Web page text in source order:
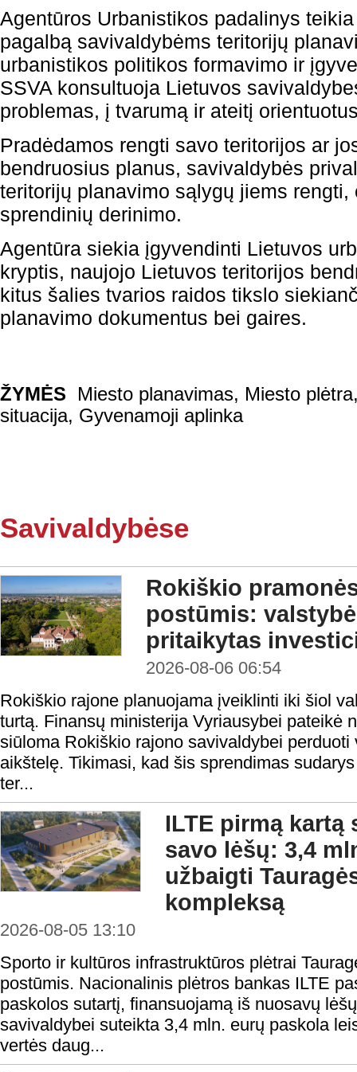
Agentūros Urbanistikos padalinys
pagalbą savivaldybėms teritorijų
urbanistikos politikos formavimo ir
SSVA konsultuoja Lietuvos
problemas, į tvarumą ir ateitį
Pradėdamos rengti savo teritorijos ar
bendruosius planus, savivaldybės
teritorijų planavimo sąlygų jiems rengti,
sprendinių derinimo.
Agentūra siekia įgyvendinti Lietuvos
kryptis, naujojo Lietuvos teritorijos
kitus šalies tvarios raidos tikslo
planavimo dokumentus bei gaires.
ŽYMĖS Miesto planavimas, Miesto plėtra
situacija, Gyvenamoji aplinka
Savivaldybėse
Rokiškio
postūmis:
pritaikytas
2026-08-06 06:54
Rokiškio rajone planuojama įveiklinti iki šiol
turtą. Finansų ministerija Vyriausybei pateikė
siūloma Rokiškio rajono savivaldybei
aikštelę. Tikimasi, kad šis sprendimas
ter...
ILTE pirmą kartą
savo lėšų: 3,4
užbaigti
kompleksą
2026-08-05 13:10
Sporto ir kultūros infrastruktūros plėtrai
postūmis. Nacionalinis plėtros bankas ILTE
paskolos sutartį, finansuojamą iš nuosavų
savivaldybei suteikta 3,4 mln. eurų paskola
vertės daug...